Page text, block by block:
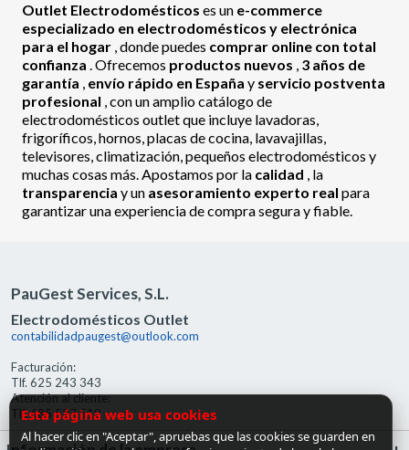
Outlet Electrodomésticos es un e-commerce
especializado en electrodomésticos y electrónica
para el hogar , donde puedes comprar online con total
confianza . Ofrecemos productos nuevos , 3 años de
garantía , envío rápido en España y servicio postventa
profesional , con un amplio catálogo de
electrodomésticos outlet que incluye lavadoras,
frigoríficos, hornos, placas de cocina, lavavajillas,
televisores, climatización, pequeños electrodomésticos y
muchas cosas más. Apostamos por la calidad , la
transparencia y un asesoramiento experto real para
garantizar una experiencia de compra segura y fiable.
PauGest Services, S.L.
Electrodomésticos Outlet
contabilidadpaugest@outlook.com
Facturación:
Tlf. 625 243 343
Atención al cliente:
Tlf. 685 527 519
Esta página web usa cookies
Al hacer clic en "Aceptar", apruebas que las cookies se guarden en